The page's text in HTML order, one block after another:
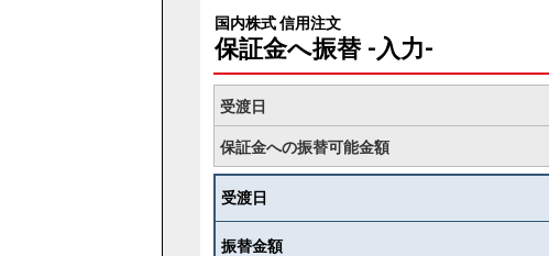
国内株式 信用注文
保証金へ振替 -入力-
受渡日
保証金への振替可能金額
受渡日
振替金額